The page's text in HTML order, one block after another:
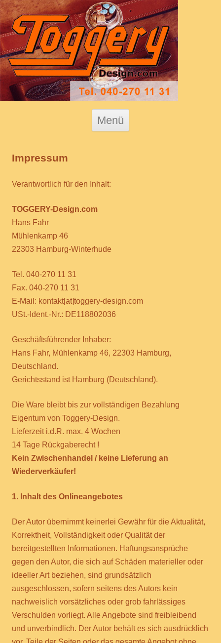
Menü
Impressum
Verantwortlich für den Inhalt:
TOGGERY-Design.com
Hans Fahr
Mühlenkamp 46
22303 Hamburg-Winterhude
Tel. 040-270 11 31
Fax. 040-270 11 31
E-Mail: kontakt[at]toggery-design.com
USt.-Ident.-Nr.: DE118802036
Geschäftsführender Inhaber:
Hans Fahr, Mühlenkamp 46, 22303 Hamburg,
Deutschland.
Gerichtsstand ist Hamburg (Deutschland).
Die Ware bleibt bis zur vollständigen Bezahlung
Eigentum von Toggery-Design.
Lieferzeit i.d.R. max. 4 Wochen
14 Tage Rückgaberecht !
Kein Zwischenhandel / keine Lieferung an
Wiederverkäufer!
1. Inhalt des Onlineangebotes
Der Autor übernimmt keinerlei Gewähr für die Aktualität,
Korrektheit, Vollständigkeit oder Qualität der
bereitgestellten Informationen. Haftungsansprüche
gegen den Autor, die sich auf Schäden materieller oder
ideeller Art beziehen, sind grundsätzlich
ausgeschlossen, sofern seitens des Autors kein
nachweislich vorsätzliches oder grob fahrlässiges
Verschulden vorliegt. Alle Angebote sind freibleibend
und unverbindlich. Der Autor behält es sich ausdrücklich